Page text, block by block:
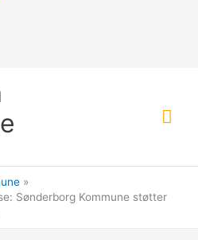
Sønderborg Kommune støtter